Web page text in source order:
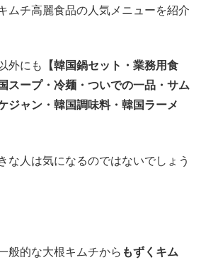
ムチ高麗食品の人気メニューを紹介
外にも 【韓国鍋セット・業務用食
スープ・冷麺・ついでの一品・サム
ジャン・韓国調味料・韓国ラーメ
な人は気になるのではないでしょう
般的な大根キムチから もずくキム